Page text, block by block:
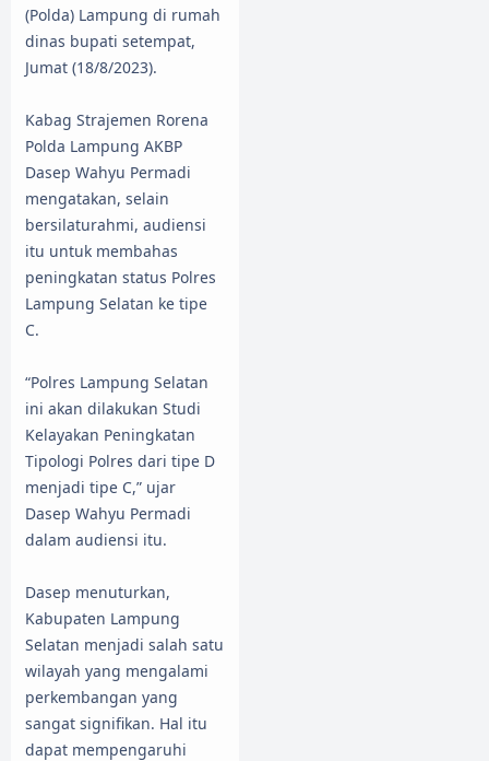
(Polda) Lampung di rumah
dinas bupati setempat,
Jumat (18/8/2023).
Kabag Strajemen Rorena
Polda Lampung AKBP
Dasep Wahyu Permadi
mengatakan, selain
bersilaturahmi, audiensi
itu untuk membahas
peningkatan status Polres
Lampung Selatan ke tipe
C.
“Polres Lampung Selatan
ini akan dilakukan Studi
Kelayakan Peningkatan
Tipologi Polres dari tipe D
menjadi tipe C,” ujar
Dasep Wahyu Permadi
dalam audiensi itu.
Dasep menuturkan,
Kabupaten Lampung
Selatan menjadi salah satu
wilayah yang mengalami
perkembangan yang
sangat signifikan. Hal itu
dapat mempengaruhi